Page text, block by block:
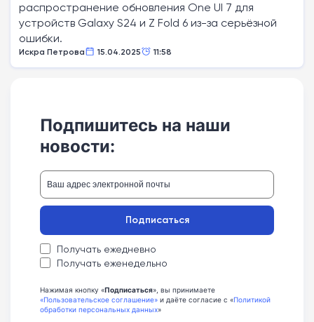
распространение обновления One UI 7 для
устройств Galaxy S24 и Z Fold 6 из-за серьёзной
ошибки.
Искра Петрова 15.04.2025 11:58
Подпишитесь на наши
новости:
Получать ежедневно
Получать еженедельно
Подписаться
Нажимая кнопку «Подписаться», вы принимаете
«Пользовательское соглашение» и даёте согласие с «Политикой
обработки персональных данных»